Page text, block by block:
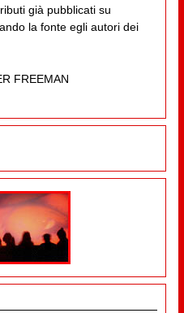
già pubblicati su
la fonte egli autori dei
FREEMAN